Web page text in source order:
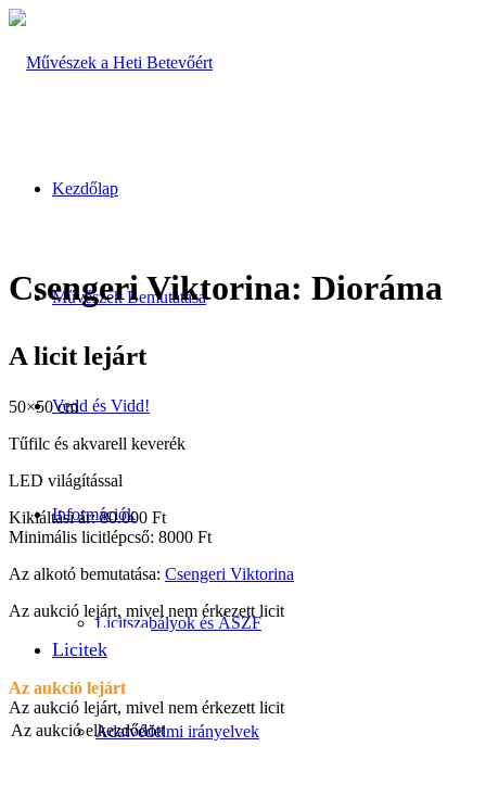
Kezdőlap
Művészek Bemutatása
Vedd és Vidd!
Információk
Licitszabályok és ÁSZF
Adatvédelmi irányelvek
Csengeri Viktorina: Dioráma
A licit lejárt
50×50 cm
Tűfilc és akvarell keverék
LED világítással
Kikiáltási ár: 80.000 Ft
Minimális licitlépcső: 8000 Ft
Az alkotó bemutatása: Csengeri Viktorina
Az aukció lejárt, mivel nem érkezett licit
Licitek
Az aukció lejárt
Az aukció lejárt, mivel nem érkezett licit
Az aukció elkezdődött